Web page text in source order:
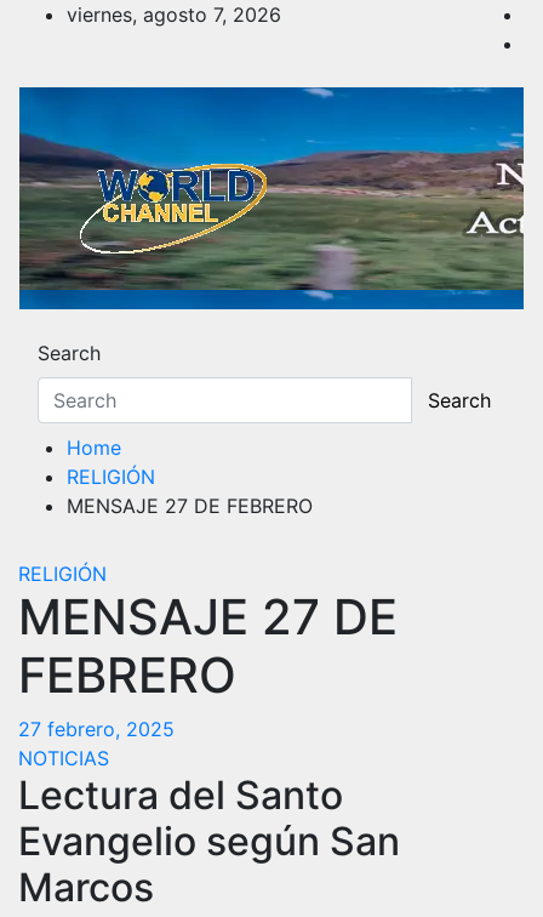
viernes, agosto 7, 2026
Noticias y Actualidad
Search
Search
Home
RELIGIÓN
MENSAJE 27 DE FEBRERO
RELIGIÓN
MENSAJE 27 DE
FEBRERO
27 febrero, 2025
NOTICIAS
Lectura del Santo
Evangelio según San
Marcos